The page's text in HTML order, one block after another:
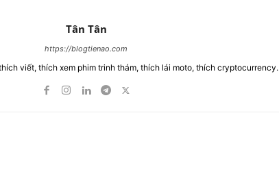
Tân Tân
https://blogtienao.com
viết, thích xem phim trinh thám, thích lái moto, thích cryptocurrency.